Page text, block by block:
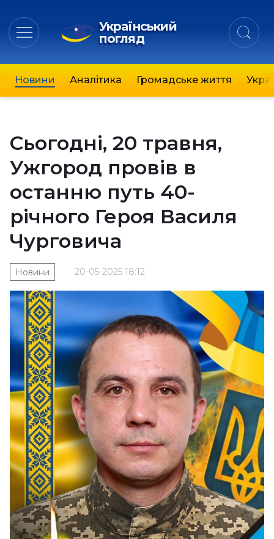
Український
погляд
Новини Аналітика Громадське життя
Сьогодні, 20 травня,
Ужгород провів в
останню путь 40-
річного Героя Василя
Чурговича
20-05-2025 18:12
Новини